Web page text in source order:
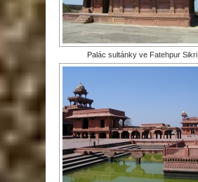
Palác sultánky ve Fatehpur Sikri